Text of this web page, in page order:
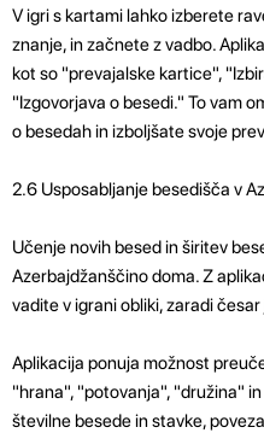
V igri s kartami lahko izberete
znanje, in začnete z vadbo.
kot so "prevajalske kartice",
"Izgovorjava o besedi." To vam
o besedah ​​in izboljšate svoje
2.6 Usposabljanje besedišča v
Učenje novih besed in širitev
Azerbajdžanščino doma. Z
vadite v igrani obliki, zaradi
Aplikacija ponuja možnost
"hrana", "potovanja", "družina"
številne besede in stavke,